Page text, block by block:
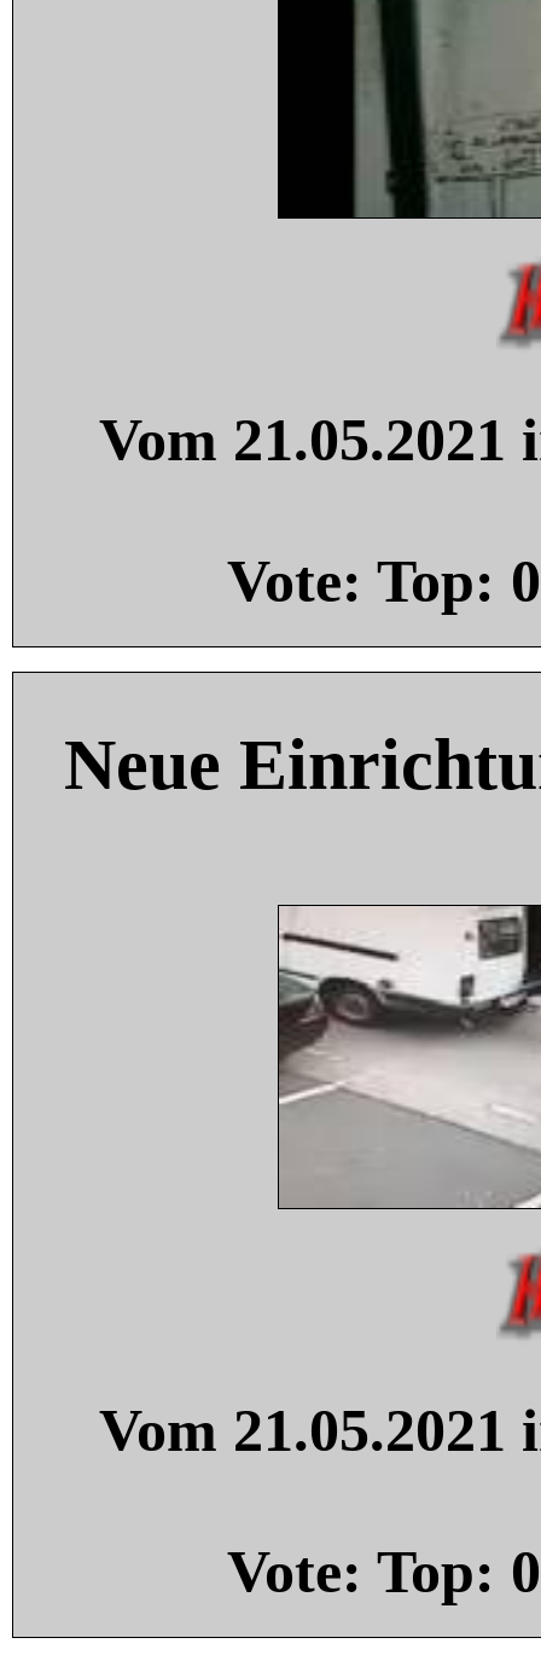
Vom
Vote: Top: 0
Neue
Vom
Vote: Top: 0